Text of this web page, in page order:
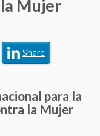
Mujer
Share
para la
la Mujer